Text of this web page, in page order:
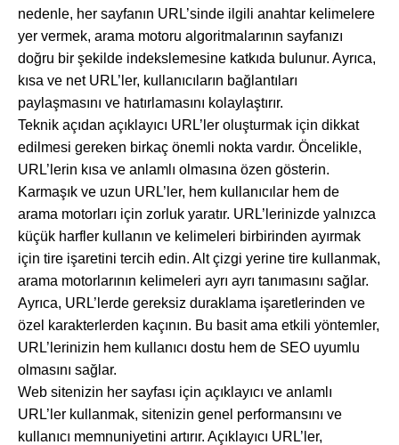
nedenle, her sayfanın URL’sinde ilgili anahtar kelimelere
yer vermek, arama motoru algoritmalarının sayfanızı
doğru bir şekilde indekslemesine katkıda bulunur. Ayrıca,
kısa ve net URL’ler, kullanıcıların bağlantıları
paylaşmasını ve hatırlamasını kolaylaştırır.
Teknik açıdan açıklayıcı URL’ler oluşturmak için dikkat
edilmesi gereken birkaç önemli nokta vardır. Öncelikle,
URL’lerin kısa ve anlamlı olmasına özen gösterin.
Karmaşık ve uzun URL’ler, hem kullanıcılar hem de
arama motorları için zorluk yaratır. URL’lerinizde yalnızca
küçük harfler kullanın ve kelimeleri birbirinden ayırmak
için tire işaretini tercih edin. Alt çizgi yerine tire kullanmak,
arama motorlarının kelimeleri ayrı ayrı tanımasını sağlar.
Ayrıca, URL’lerde gereksiz duraklama işaretlerinden ve
özel karakterlerden kaçının. Bu basit ama etkili yöntemler,
URL’lerinizin hem kullanıcı dostu hem de SEO uyumlu
olmasını sağlar.
Web sitenizin her sayfası için açıklayıcı ve anlamlı
URL’ler kullanmak, sitenizin genel performansını ve
kullanıcı memnuniyetini artırır. Açıklayıcı URL’ler,